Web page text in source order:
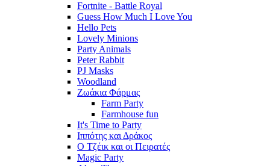
Fortnite - Battle Royal
Guess How Much I Love You
Hello Pets
Lovely Minions
Party Animals
Peter Rabbit
PJ Masks
Woodland
Ζωάκια Φάρμας
Farm Party
Farmhouse fun
It's Time to Party
Ιππότης και Δράκος
Ο Τζέικ και οι Πειρατές
Magic Party